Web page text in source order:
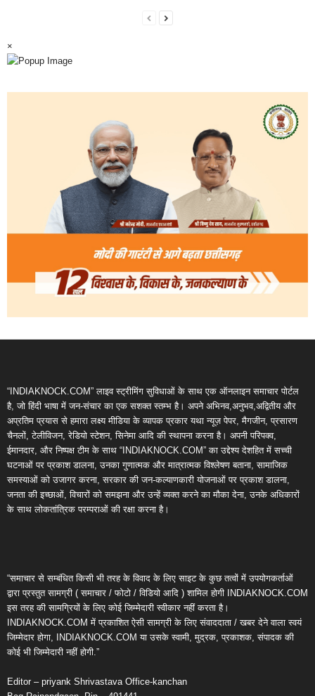
×
“INDIAKNOCK.COM” लाइव स्ट्रीमिंग सुविधाओं के साथ एक ऑनलाइन समाचार पोर्टल
है, जो हिंदी भाषा में जन-संचार का एक सशक्त स्तम्भ है। अपने अभिनव,अनुभव,अद्वितीय और
अप्रतिम प्रयास से हमारा लक्ष्य मीडिया के व्यापक प्रकार यथा न्यूज़ पेपर, मैगजीन, प्रसारण
चैनलों, टेलीविजन, रेडियो स्टेशन, सिनेमा आदि की स्थापना करना है। अपनी परिपक्व,
ईमानदार, और निष्पक्ष टीम के साथ “INDIAKNOCK.COM” का उद्देश्य देशहित में सच्ची
घटनाओं पर प्रकाश डालना, उनका गुणात्मक और मात्रात्मक विश्लेषण बताना, सामाजिक
समस्याओं को उजागर करना, सरकार की जन-कल्याणकारी योजनाओं पर प्रकाश डालना,
जनता की इच्छाओं, विचारों को समझना और उन्हें व्यक्त करने का मौका देना, उनके अधिकारों
के साथ लोकतांत्रिक परम्पराओं की रक्षा करना है।
“समाचार से सम्बंधित किसी भी तरह के विवाद के लिए साइट के कुछ तत्वों में उपयोगकर्ताओं
द्वारा प्रस्तुत सामग्री ( समाचार / फोटो / विडियो आदि ) शामिल होगी INDIAKNOCK.COM
इस तरह की सामग्रियों के लिए कोई जिम्मेदारी स्वीकार नहीं करता है।
INDIAKNOCK.COM में प्रकाशित ऐसी सामग्री के लिए संवाददाता / खबर देने वाला स्वयं
जिम्मेदार होगा, INDIAKNOCK.COM या उसके स्वामी, मुद्रक, प्रकाशक, संपादक की
कोई भी जिम्मेदारी नहीं होगी.”
Editor – priyank Shrivastava Office-kanchan